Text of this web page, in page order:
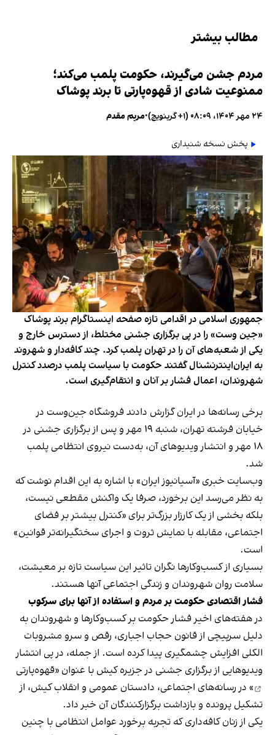
مطالب بیشتر
مردم جشن می‌گیرند، حکومت پلمب می‌کند؛
ممنوعیت شادی از قهوه‌پارتی تا برند پوشاک
۲۴ مهر ۱۴۰۴، ۰۸:۰۹ (‎+۱ گرینویچ) •مریم مقدم
پخش نسخه شنیداری
جمهوری اسلامی در اقدامی تازه صفحه اینستاگرام برند پوشاک
«جین وست» را در پی برگزاری جشنی مختلط، از دسترس خارج و
یکی از شعبه‌های آن را در تهران پلمب کرد. چند کافه‌‌دار و شهروند
به ایران‌اینترنشنال گفتند حکومت با سیاست پلمب درصدد کنترل
شهروندان، اعمال فشار بر آنان و انتقام‌گیری است.
برخی رسانه‌ها در ایران گزارش دادند فروشگاه جین‌وست در
خیابان فرشته تهران، شنبه ۱۹ مهر و پس از برگزاری جشنی در
۱۸ مهر و انتشار ویدیوهای آن، به‌دست نیروی انتظامی پلمب
شد.
وب‌سایت خبری «آسیانیوز ایران» با اشاره به این اقدام نوشت که
به نظر می‌رسد این برخورد، صرفا یک واکنش مقطعی نیست،
بلکه بخشی از یک کارزار بزرگ‌تر برای «کنترل بیشتر بر فضای
اجتماعی، مقابله با نمایش ثروت و اجرای سختگیرانه‌تر قوانین»
است.
بسیاری از کسب‌وکارها نگران تاثیر این سیاست‌ تازه بر معیشت،
سلامت روان شهروندان و زندگی اجتماعی آنها هستند.
فشار اقتصادی حکومت بر مردم و استفاده از آنها برای سرکوب
در هفته‌های اخیر فشار حکومت بر کسب‌وکارها و شهروندان به
دلیل سرپیچی از قانون حجاب اجباری، رقص و سرو مشروبات
الکلی افزایش چشمگیری پیدا کرده است. از جمله، در پی انتشار
ویدیوهایی از برگزاری جشنی در جزیره کیش با عنوان «قهوه‌پارتی
» در رسانه‌های اجتماعی، دادستان عمومی و انقلاب کیش، از
تشکیل پرونده و بازداشت برگزارکنندگان آن خبر داد.
یکی از زنان کافه‌داری که تجربه برخورد عوامل انتظامی با چنین